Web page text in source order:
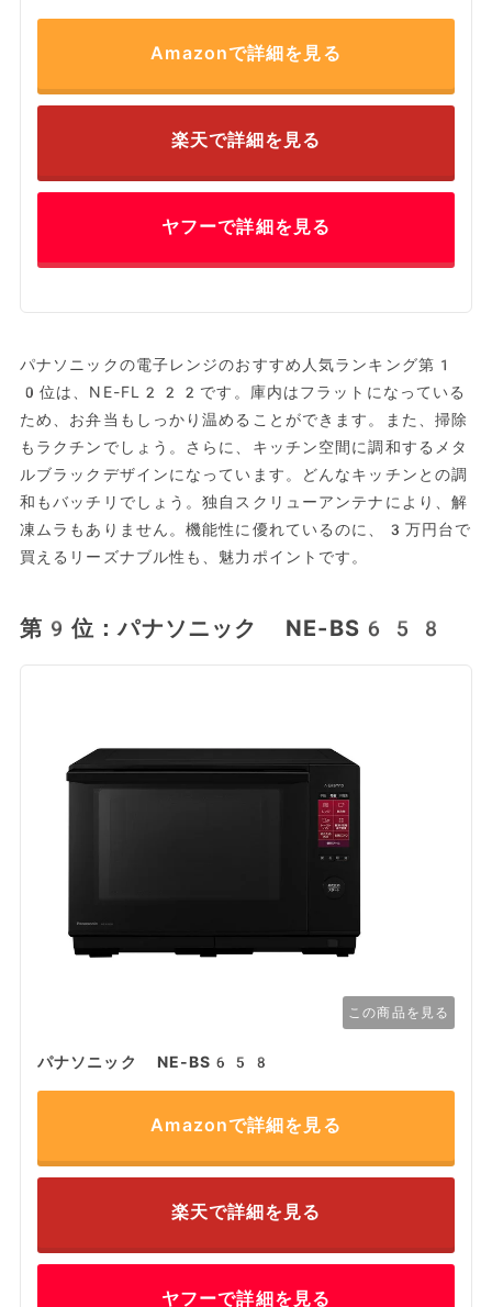
Amazonで詳細を見る
楽天で詳細を見る
ヤフーで詳細を見る
パナソニックの電子レンジのおすすめ人気ランキング第1
0位は、NE-FL222です。庫内はフラットになっている
ため、お弁当もしっかり温めることができます。また、掃除
もラクチンでしょう。さらに、キッチン空間に調和するメタ
ルブラックデザインになっています。どんなキッチンとの調
和もバッチリでしょう。独自スクリューアンテナにより、解
凍ムラもありません。機能性に優れているのに、3万円台で
買えるリーズナブル性も、魅力ポイントです。
第9位：パナソニック NE-BS658
この商品を見る
パナソニック NE-BS658
Amazonで詳細を見る
楽天で詳細を見る
ヤフーで詳細を見る